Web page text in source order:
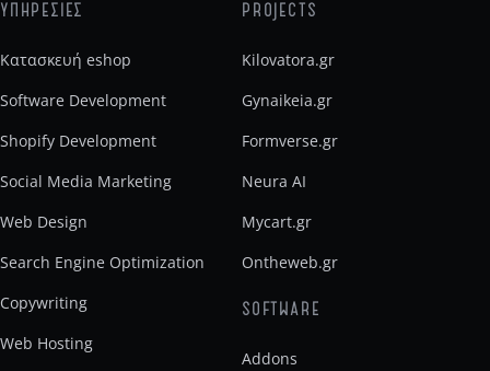
ΥΠΗΡΕΣΙΕΣ
Κατασκευή eshop
Software Development
Shopify Development
Social Media Marketing
Web Design
Search Engine Optimization
Copywriting
Web Hosting
PROJECTS
Kilovatora.gr
Gynaikeia.gr
Formverse.gr
Neura AI
Mycart.gr
Ontheweb.gr
SOFTWARE
Addons